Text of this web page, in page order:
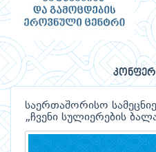
საერთაშორისო
„ჩვენი სულიერების